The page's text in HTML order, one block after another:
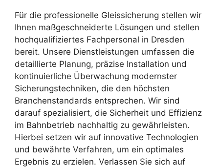
Für die professionelle Gleissicherung stellen wir
Ihnen maßgeschneiderte Lösungen und stellen
hochqualifiziertes Fachpersonal in Dresden
bereit. Unsere Dienstleistungen umfassen die
detaillierte Planung, präzise Installation und
kontinuierliche Überwachung modernster
Sicherungstechniken, die den höchsten
Branchenstandards entsprechen. Wir sind
darauf spezialisiert, die Sicherheit und Effizienz
im Bahnbetrieb nachhaltig zu gewährleisten.
Hierbei setzen wir auf innovative Technologien
und bewährte Verfahren, um ein optimales
Ergebnis zu erzielen. Verlassen Sie sich auf